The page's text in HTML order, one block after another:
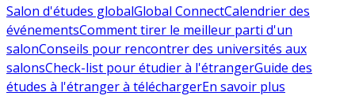
Salon d'études globalGlobal ConnectCalendrier des
événementsComment tirer le meilleur parti d'un
salonConseils pour rencontrer des universités aux
salonsCheck-list pour étudier à l'étrangerGuide des
études à l'étranger à téléchargerEn savoir plus